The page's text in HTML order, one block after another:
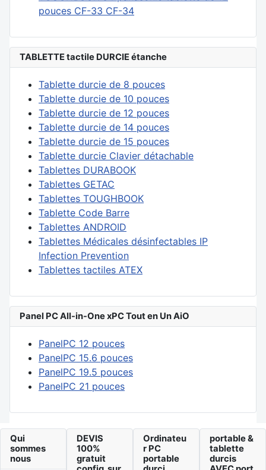
pouces CF-33 CF-34
TABLETTE tactile DURCIE étanche
Tablette durcie de 8 pouces
Tablette durcie de 10 pouces
Tablette durcie de 12 pouces
Tablette durcie de 14 pouces
Tablette durcie de 15 pouces
Tablette durcie Clavier détachable
Tablettes DURABOOK
Tablettes GETAC
Tablettes TOUGHBOOK
Tablette Code Barre
Tablettes ANDROID
Tablettes Médicales désinfectables IP
Infection Prevention
Tablettes tactiles ATEX
Panel PC All-in-One xPC Tout en Un AiO
PanelPC 12 pouces
PanelPC 15.6 pouces
PanelPC 19.5 pouces
PanelPC 21 pouces
Qui
sommes
nous
DEVIS
100%
gratuit
Ordinateu
r PC
portable
portable &
tablette
durcis